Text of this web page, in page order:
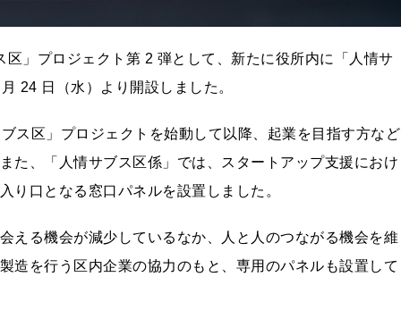
」プロジェクト第 2 弾として、新たに役所内に「人情サ
24 日（水）より開設しました。
ス区」プロジェクトを始動して以降、起業を目指す方など
た、「人情サブス区係」では、スタートアップ支援におけ
り口となる窓口パネルを設置しました。
える機会が減少しているなか、人と人のつながる機会を維
造を行う区内企業の協力のもと、専用のパネルも設置して